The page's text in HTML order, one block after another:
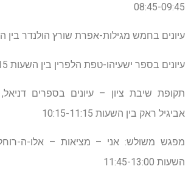
08:45-09:45
עיונים בחמש מגילות-אפרת שורץ הולנדר בין השעות
עיונים בספר ישעיהו-טפת הלפרין בין השעות 10:15-11:15
תקופת שיבת ציון – עיונים בספרים
אביגיל ראק בין השעות 10:15-11:15
מפגש משולש: אני – מציאות – אלו-ה-
השעות 11:45-13:00